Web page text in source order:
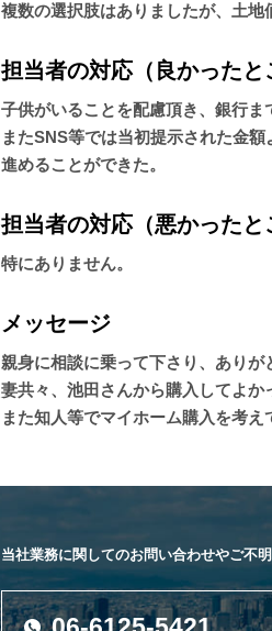
複数の選択肢はありましたが、土地
担当者の対応（良かったと
子供がいることを配慮頂き、銀行ま
またSNS等では当初提示された金
進めることができた。
担当者の対応（悪かったと
特にありません。
メッセージ
親身に相談に乗って下さり、ありが
妻共々、池田さんから購入してよか
また知人等でマイホーム購入を考
当社業務に関してのお問い合わせやご不